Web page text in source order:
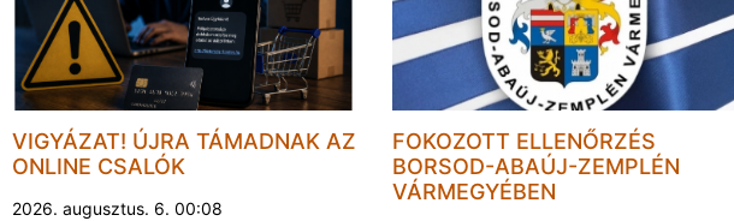
VIGYÁZAT! ÚJRA TÁMADNAK AZ
ONLINE CSALÓK
2026. augusztus. 6. 00:08
FOKOZOTT ELLENŐRZÉS
BORSOD-ABAÚJ-ZEMPLÉN
VÁRMEGYÉBEN